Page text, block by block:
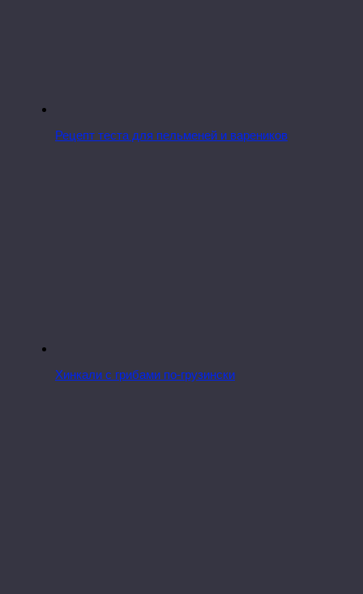
Рецепт теста для пельменей и вареников
Хинкали с грибами по-грузински